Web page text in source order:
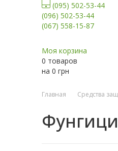
(095) 502-53-44
(096) 502-53-44
(067) 558-15-87
Моя корзина
0 товаров
на 0 грн
Главная Средства